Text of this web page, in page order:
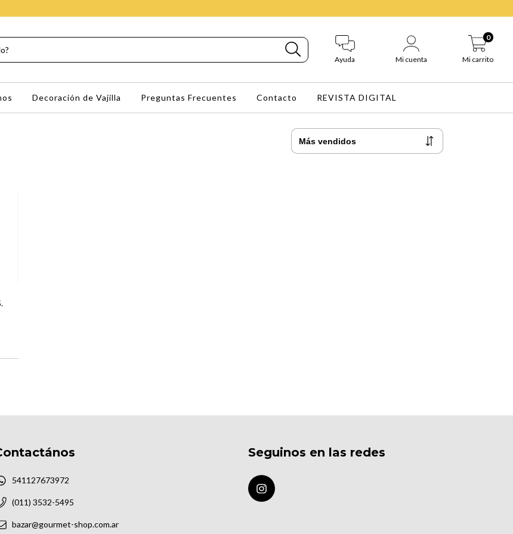
Ayuda Mi cuenta Mi carrito
0
Decoración de Vajilla Preguntas Frecuentes Contacto REVISTA DIGITAL
541127673972
(011) 3532-5495
bazar@gourmet-shop.com.ar
Seguinos en las redes